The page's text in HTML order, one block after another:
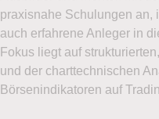
Ja Nein
Ich stimme zu, das
pro Woche
Optionsreport von
praxisnahe Schulungen an,
auch erfahrene Anleger in
Fokus liegt auf
und der charttechnischen
Börsenindikatoren auf